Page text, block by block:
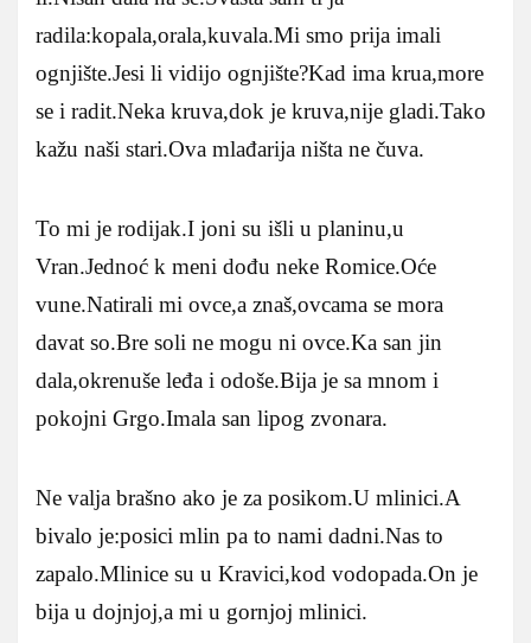
radila:kopala,orala,kuvala.Mi smo prija imali
ognjište.Jesi li vidijo ognjište?Kad ima krua,more
se i radit.Neka kruva,dok je kruva,nije gladi.Tako
kažu naši stari.Ova mlađarija ništa ne čuva.
To mi je rodijak.I joni su išli u planinu,u
Vran.Jednoć k meni dođu neke Romice.Oće
vune.Natirali mi ovce,a znaš,ovcama se mora
davat so.Bre soli ne mogu ni ovce.Ka san jin
dala,okrenuše leđa i odoše.Bija je sa mnom i
pokojni Grgo.Imala san lipog zvonara.
Ne valja brašno ako je za posikom.U mlinici.A
bivalo je:posici mlin pa to nami dadni.Nas to
zapalo.Mlinice su u Kravici,kod vodopada.On je
bija u dojnjoj,a mi u gornjoj mlinici.